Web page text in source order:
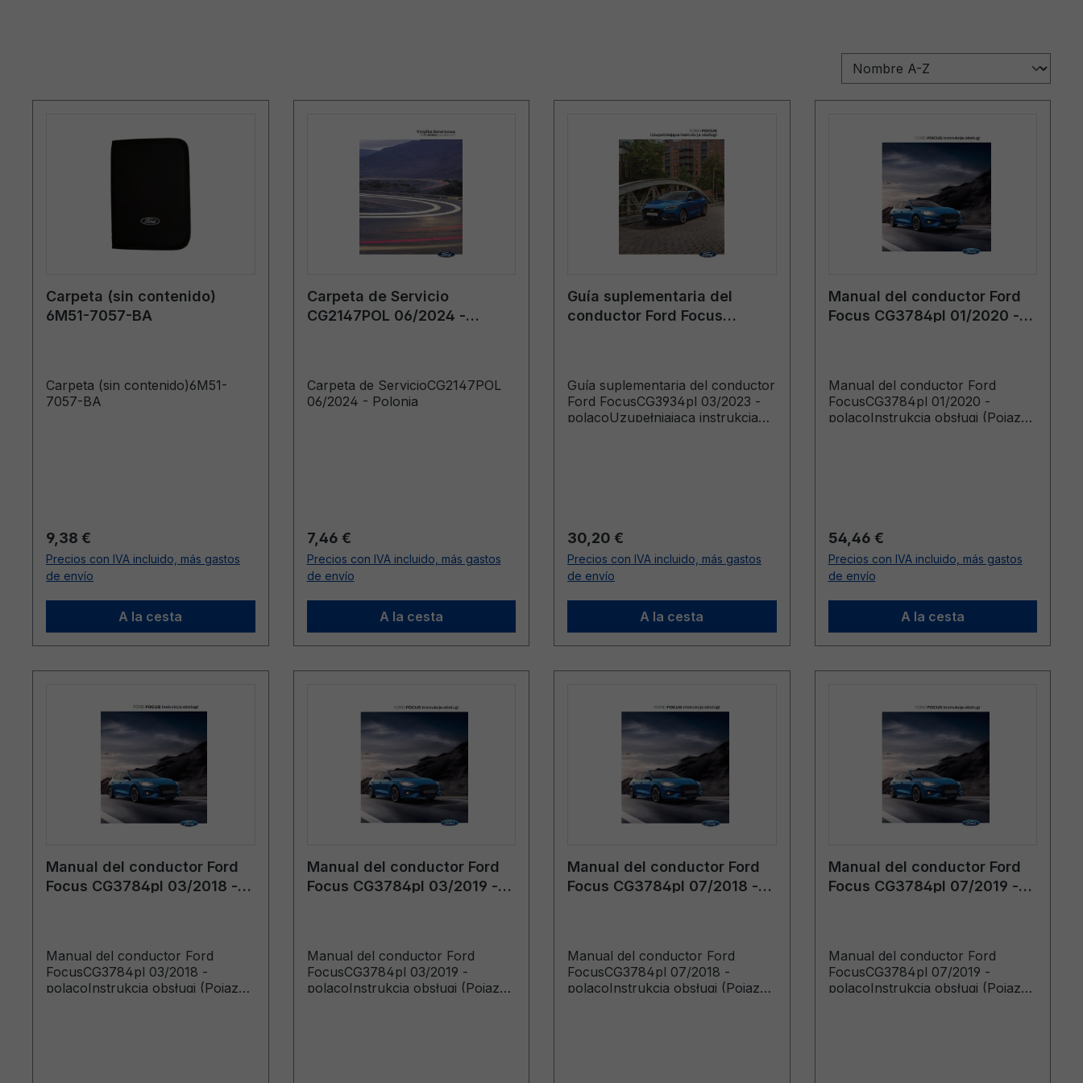
Carpeta (sin contenido)
6M51-7057-BA
Carpeta (sin contenido)6M51-
7057-BA
Precio normal:
9,38 €
Precios con IVA incluido, más gastos
de envío
A la cesta
Carpeta de Servicio
CG2147POL 06/2024 -
Carpeta de ServicioCG2147POL
06/2024 - Polonia
Precio normal:
7,46 €
Precios con IVA incluido, más gastos
de envío
A la cesta
Guía suplementaria del
conductor Ford Focus
Guía suplementaria del conductor
Ford FocusCG3934pl 03/2023 -
polacoUzupełniająca instrukcja
Precio normal:
30,20 €
Precios con IVA incluido, más gastos
de envío
A la cesta
Manual del conductor Ford
Focus CG3784pl 01/2020 -
Manual del conductor Ford
FocusCG3784pl 01/2020 -
polacoInstrukcja obsługi (Pojazdy
Precio normal:
54,46 €
Precios con IVA incluido, más gastos
de envío
A la cesta
Manual del conductor Ford
Focus CG3784pl 03/2018 -
Manual del conductor Ford
FocusCG3784pl 03/2018 -
polacoInstrukcja obsługi (Pojazdy
Manual del conductor Ford
Focus CG3784pl 03/2019 -
Manual del conductor Ford
FocusCG3784pl 03/2019 -
polacoInstrukcja obsługi (Pojazdy
Manual del conductor Ford
Focus CG3784pl 07/2018 -
Manual del conductor Ford
FocusCG3784pl 07/2018 -
polacoInstrukcja obsługi (Pojazdy
Manual del conductor Ford
Focus CG3784pl 07/2019 -
Manual del conductor Ford
FocusCG3784pl 07/2019 -
polacoInstrukcja obsługi (Pojazdy